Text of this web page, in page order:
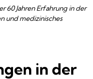
60 Jahren Erfahrung in der
und medizinisches
in der